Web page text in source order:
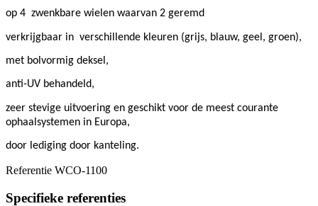
op 4 zwenkbare wielen waarvan 2 geremd
verkrijgbaar in verschillende kleuren (grijs, blauw, geel, groen),
met bolvormig deksel,
anti-UV behandeld,
zeer stevige uitvoering en geschikt voor de meest courante
ophaalsystemen in Europa,
door lediging door kanteling.
Referentie WCO-1100
Specifieke referenties